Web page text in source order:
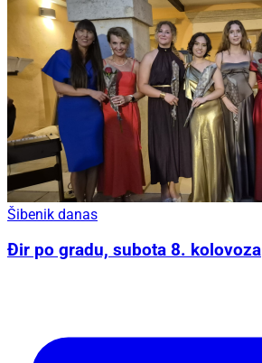
Šibenik danas
Đir po gradu, subota 8. kolovoza